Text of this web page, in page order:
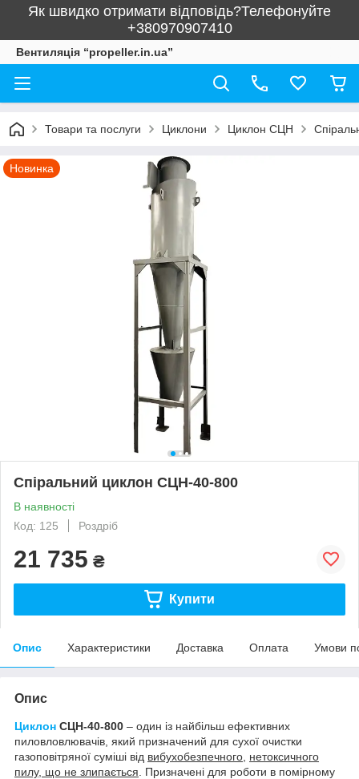
Як швидко отримати відповідь?Телефонуйте
+380970907410
Вентиляція “propeller.in.ua”
Товари та послуги Циклони Циклон СЦН
Новинка
Спіральний циклон СЦН-40-800
В наявності
Код: 125
Роздріб
21 735 ₴
Купити
Опис Характеристики Доставка Оплата Умови
Опис
Циклон CЦН-40-800 – один із найбільш ефективних
пиловловлювачів, який призначений для сухої очистки
газоповітряної суміші від вибухобезпечного нетоксичного
пилу, що не злипається . Призначені для роботи в помірному